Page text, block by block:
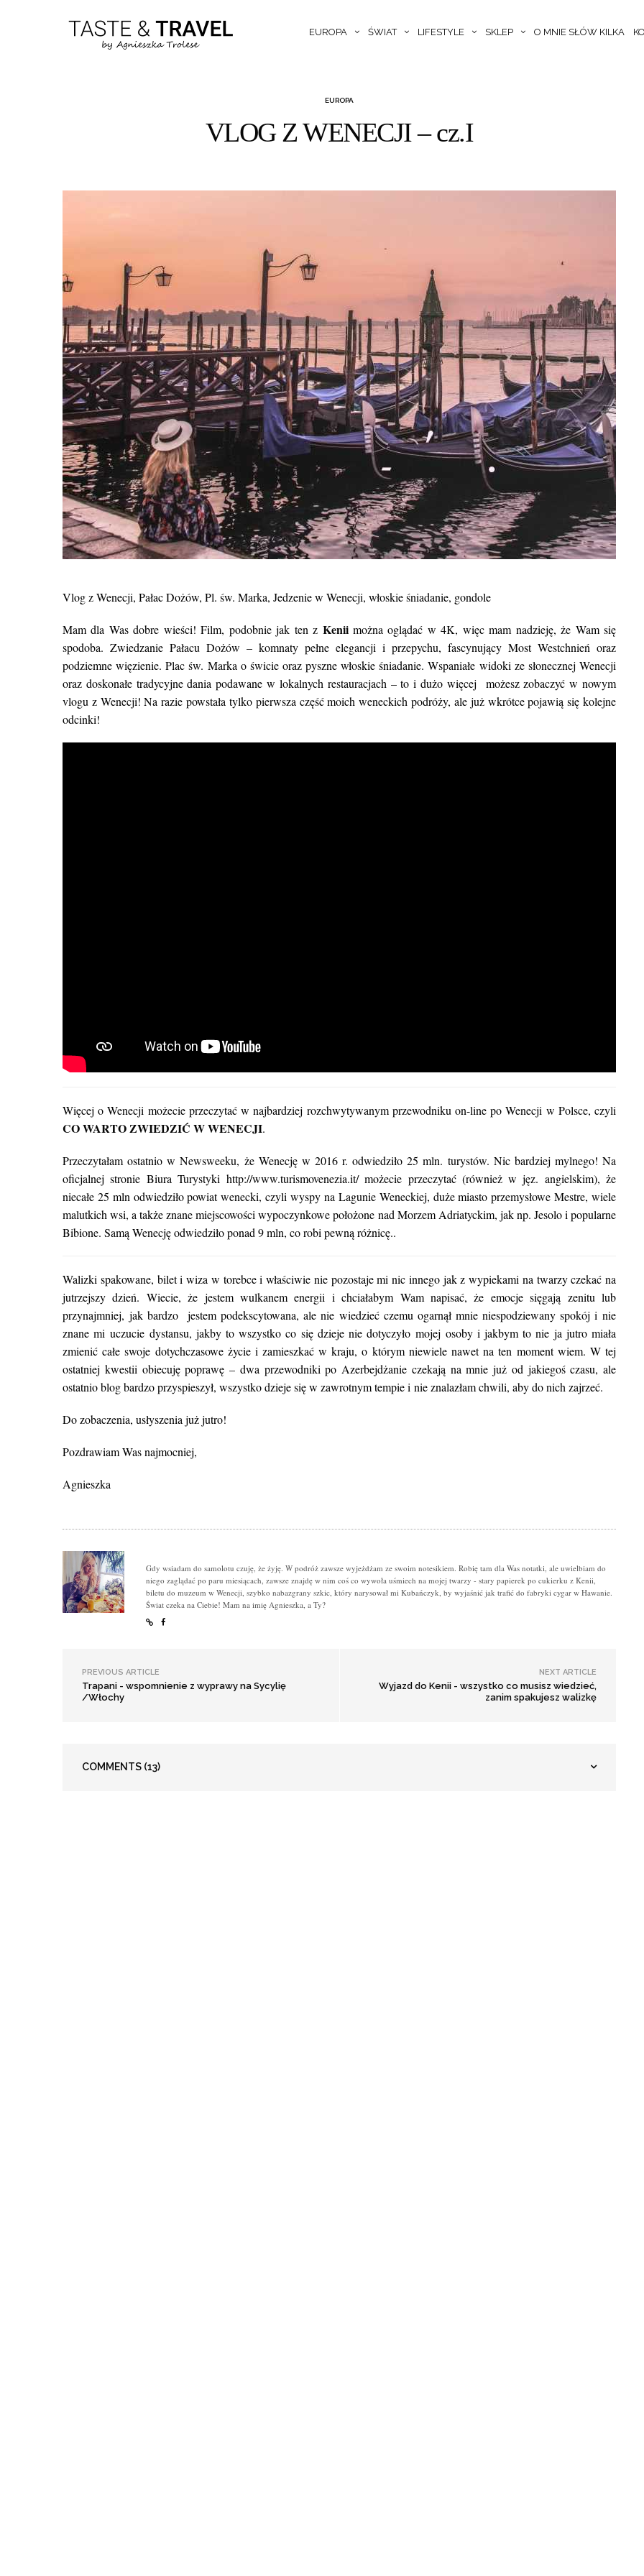
EUROPA ŚWIAT LIFESTYLE SKLEP O MNIE SŁÓW KILKA
EUROPA
VLOG Z WENECJI – cz.I
Vlog z Wenecji, Pałac Dożów, Pl. św. Marka, Jedzenie w Wenecji, włoskie śniadanie, gondole
Mam dla Was dobre wieści! Film, podobnie jak ten z Keniimożna oglądać w 4K, więc mam nadzieję, że Wam się
spodoba. Zwiedzanie Pałacu Dożów – komnaty pełne elegancji i przepychu, fascynujący Most Westchnień oraz
podziemne więzienie. Plac św. Marka o świcie oraz pyszne włoskie śniadanie. Wspaniałe widoki ze słonecznej Wenecji
oraz doskonałe tradycyjne dania podawane w lokalnych restauracjach – to i dużo więcej możesz zobaczyć w nowym
vlogu z Wenecji! Na razie powstała tylko pierwsza część moich weneckich podróży, ale już wkrótce pojawią się kolejne
odcinki!
Więcej o Wenecji możecie przeczytać w najbardziej rozchwytywanym przewodniku on-line po Wenecji w Polsce, czyli
CO WARTO ZWIEDZIĆ W WENECJI.
Przeczytałam ostatnio w Newsweeku, że Wenecję w 2016 r. odwiedziło 25 mln. turystów. Nic bardziej mylnego! Na
oficjalnej stronie Biura Turystyki http://www.turismovenezia.it/ możecie przeczytać (również w jęz. angielskim), że
niecałe 25 mln odwiedziło powiat wenecki, czyli wyspy na Lagunie Weneckiej, duże miasto przemysłowe Mestre, wiele
malutkich wsi, a także znane miejscowości wypoczynkowe położone nad Morzem Adriatyckim, jak np. Jesolo i popularne
Bibione. Samą Wenecję odwiedziło ponad 9 mln, co robi pewną różnicę..
Walizki spakowane, bilet i wiza w torebce i właściwie nie pozostaje mi nic innego jak z wypiekami na twarzy czekać na
jutrzejszy dzień. Wiecie, że jestem wulkanem energii i chciałabym Wam napisać, że emocje sięgają zenitu lub
przynajmniej, jak bardzo jestem podekscytowana, ale nie wiedzieć czemu ogarnął mnie niespodziewany spokój i nie
znane mi uczucie dystansu, jakby to wszystko co się dzieje nie dotyczyło mojej osoby i jakbym to nie ja jutro miała
zmienić całe swoje dotychczasowe życie i zamieszkać w kraju, o którym niewiele nawet na ten moment wiem. W tej
ostatniej kwestii obiecuję poprawę – dwa przewodniki po Azerbejdżanie czekają na mnie już od jakiegoś czasu, ale
ostatnio blog bardzo przyspieszył, wszystko dzieje się w zawrotnym tempie i nie znalazłam chwili, aby do nich zajrzeć.
Do zobaczenia, usłyszenia już jutro!
Pozdrawiam Was najmocniej,
Agnieszka
Gdy wsiadam do samolotu czuję, że żyję. W podróż zawsze wyjeżdżam ze swoim notesikiem. Robię tam dla Was notatki, ale uwielbiam do
niego zaglądać po paru miesiącach, zawsze znajdę w nim coś co wywoła uśmiech na mojej twarzy - stary papierek po cukierku z Kenii,
biletu do muzeum w Wenecji, szybko nabazgrany szkic, który narysował mi Kubańczyk, by wyjaśnić jak trafić do fabryki cygar w Hawanie.
Świat czeka na Ciebie! Mam na imię Agnieszka, a Ty?
PREVIOUS ARTICLE
Trapani - wspomnienie z wyprawy na Sycylię
/Włochy
NEXT ARTICLE
Wyjazd do Kenii - wszystko co musisz wiedzieć,
zanim spakujesz walizkę
COMMENTS (13)
gdzie warto się wybrać
miejsc, w których może
Kuba. Wycieczka objazdowa: na
rękę vs z biurem podróży. Plan